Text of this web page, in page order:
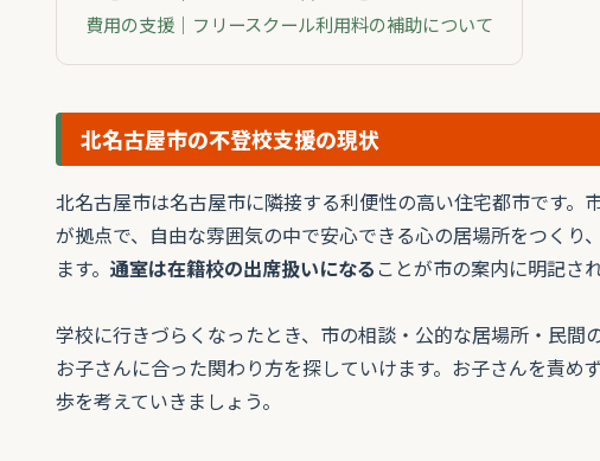
費用の支援｜フリースクール利用料の補助について
北名古屋市の不登校支援の現状
北名古屋市は名古屋市に隣接する利便性の高い住宅都市です。
が拠点で、自由な雰囲気の中で安心できる心の居場所をつく
ます。 通室は在籍校の出席扱いになる ことが市の案内に明記さ
学校に行きづらくなったとき、市の相談・公的な居場所・民間
お子さんに合った関わり方を探していけます。お子さんを責
歩を考えていきましょう。